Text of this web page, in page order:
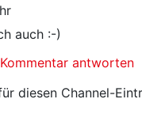
auch :-)
antworten
diesen Channel-